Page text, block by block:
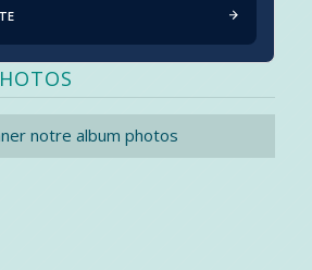
notre album photos